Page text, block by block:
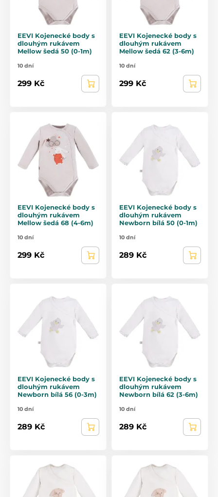
EEVI Kojenecké body s
dlouhým rukávem
Mellow šedá 50 (0-1m)
10 dní
299 Kč
EEVI Kojenecké body s
dlouhým rukávem
Mellow šedá 62 (3-6m)
10 dní
299 Kč
EEVI Kojenecké body s
dlouhým rukávem
Mellow šedá 68 (4-6m)
10 dní
299 Kč
EEVI Kojenecké body s
dlouhým rukávem
Newborn bílá 50 (0-1m)
10 dní
289 Kč
EEVI Kojenecké body s
dlouhým rukávem
Newborn bílá 56 (0-3m)
10 dní
289 Kč
EEVI Kojenecké body s
dlouhým rukávem
Newborn bílá 62 (3-6m)
10 dní
289 Kč